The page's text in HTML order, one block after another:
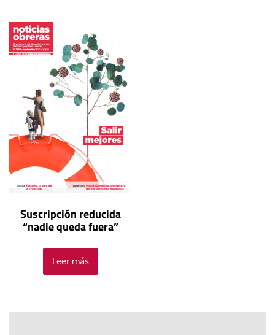
Suscripción reducida
“nadie queda fuera”
Leer más